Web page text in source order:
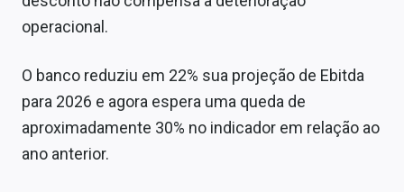
operacional.
O banco reduziu em 22% sua projeção de Ebitda
para 2026 e agora espera uma queda de
aproximadamente 30% no indicador em relação ao
ano anterior.